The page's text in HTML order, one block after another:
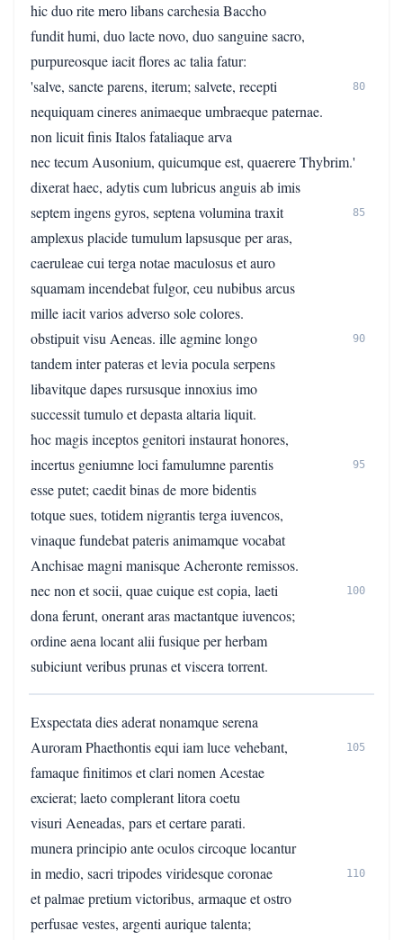
hic duo rite mero libans carchesia Baccho
fundit humi, duo lacte novo, duo sanguine sacro,
purpureosque iacit flores ac talia fatur:
'salve, sancte parens, iterum; salvete, recepti
80
nequiquam cineres animaeque umbraeque paternae.
non licuit finis Italos fataliaque arva
nec tecum Ausonium, quicumque est, quaerere Thybrim.'
dixerat haec, adytis cum lubricus anguis ab imis
septem ingens gyros, septena volumina traxit
85
amplexus placide tumulum lapsusque per aras,
caeruleae cui terga notae maculosus et auro
squamam incendebat fulgor, ceu nubibus arcus
mille iacit varios adverso sole colores.
obstipuit visu Aeneas. ille agmine longo
90
tandem inter pateras et levia pocula serpens
libavitque dapes rursusque innoxius imo
successit tumulo et depasta altaria liquit.
hoc magis inceptos genitori instaurat honores,
incertus geniumne loci famulumne parentis
95
esse putet; caedit binas de more bidentis
totque sues, totidem nigrantis terga iuvencos,
vinaque fundebat pateris animamque vocabat
Anchisae magni manisque Acheronte remissos.
nec non et socii, quae cuique est copia, laeti
100
dona ferunt, onerant aras mactantque iuvencos;
ordine aena locant alii fusique per herbam
subiciunt veribus prunas et viscera torrent.
Exspectata dies aderat nonamque serena
Auroram Phaethontis equi iam luce vehebant,
105
famaque finitimos et clari nomen Acestae
excierat; laeto complerant litora coetu
visuri Aeneadas, pars et certare parati.
munera principio ante oculos circoque locantur
in medio, sacri tripodes viridesque coronae
110
et palmae pretium victoribus, armaque et ostro
perfusae vestes, argenti aurique talenta;